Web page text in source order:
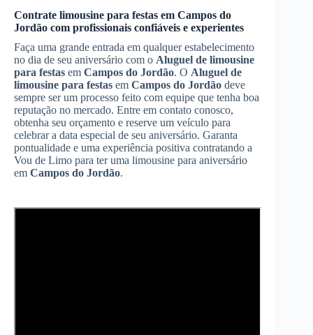
Contrate limousine para festas em Campos do
Jordão com profissionais confiáveis e experientes
Faça uma grande entrada em qualquer estabelecimento
no dia de seu aniversário com o Aluguel de limousine
para festas em Campos do Jordão. O Aluguel de
limousine para festas em Campos do Jordão deve
sempre ser um processo feito com equipe que tenha boa
reputação no mercado. Entre em contato conosco,
obtenha seu orçamento e reserve um veículo para
celebrar a data especial de seu aniversário. Garanta
pontualidade e uma experiência positiva contratando a
Vou de Limo para ter uma limousine para aniversário
em Campos do Jordão.